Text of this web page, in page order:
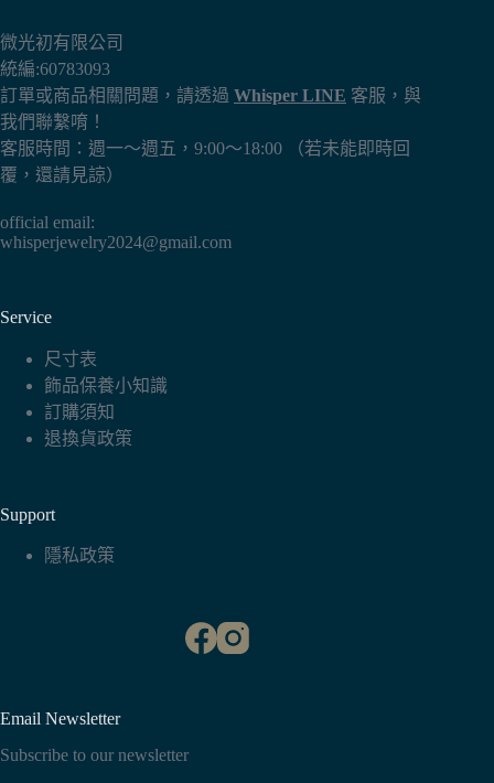
微光初有限公司
統編:60783093
訂單或商品相關問題，請透過 Whisper LINE 客服，與
我們聯繫唷！
客服時間：週一～週五，9:00～18:00 （若未能即時回
覆，還請見諒）
official email:
whisperjewelry2024@gmail.com
Service
尺寸表
飾品保養小知識
訂購須知
退換貨政策
Support
隱私政策
Email Newsletter
Subscribe to our newsletter